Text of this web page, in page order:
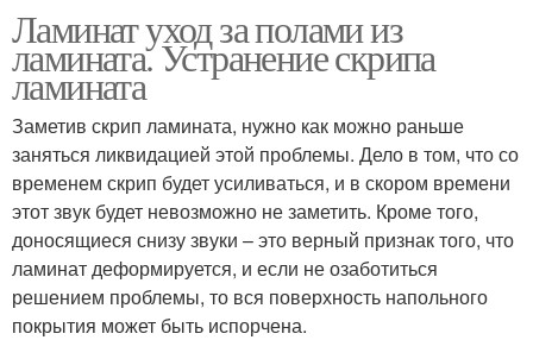
Ламинат уход за полами из
ламината. Устранение скрипа
ламината
Заметив скрип ламината, нужно как можно раньше
заняться ликвидацией этой проблемы. Дело в том, что со
временем скрип будет усиливаться, и в скором времени
этот звук будет невозможно не заметить. Кроме того,
доносящиеся снизу звуки – это верный признак того, что
ламинат деформируется, и если не озаботиться
решением проблемы, то вся поверхность напольного
покрытия может быть испорчена.